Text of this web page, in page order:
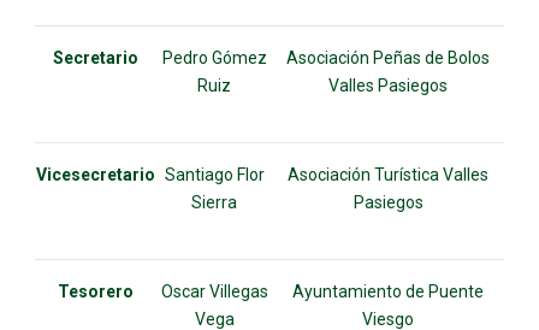
Secretario
Pedro Gómez
Ruiz
Asociación Peñas de Bolos
Valles Pasiegos
Vicesecretario Santiago Flor
Sierra
Asociación Turística Valles
Pasiegos
Tesorero
Oscar Villegas
Vega
Ayuntamiento de Puente
Viesgo